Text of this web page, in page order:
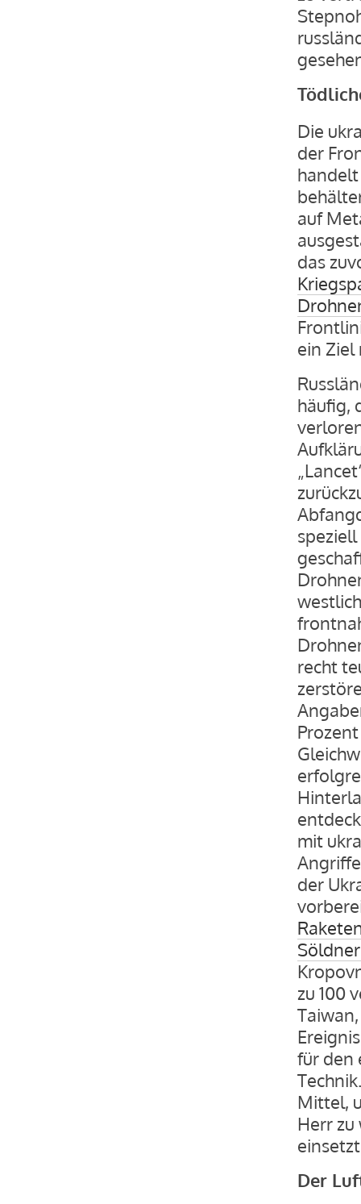
Die
der
handelt
auf
das
ein Ziel
häufig,
recht
mit
der
zu 100
für den
Mittel,
Herr zu
Der